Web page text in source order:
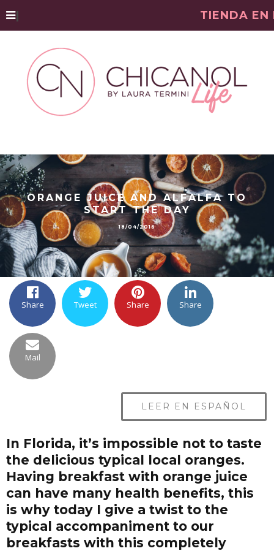
TIENDA
|
ORANGE JUICE AND ALFALFA TO
START THE DAY
18/04/2016
Share Tweet Share Share
Mail
LEER EN ESPAÑOL
In Florida, it’s impossible not to taste
the delicious typical local oranges.
Having breakfast with orange juice
can have many health benefits, this
is why today I give a twist to the
typical accompaniment to our
breakfasts with this completely